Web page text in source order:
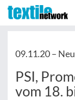
09.11.20 –
PSI,
vom 18.